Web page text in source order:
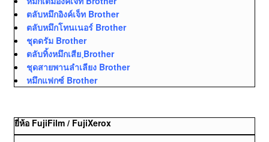
ตลับหมึกอิงค์เจ็ท Brother
ตลับหมึกโทนเนอร์ Brother
ชุดดรัม Brother
ตลับทิ้งหมึกเสีย ฺBrother
ชุดสายพานลำเลียง Brother
หมึกแฟกซ์ Brother
ยี่ห้อ FujiFilm / FujiXerox